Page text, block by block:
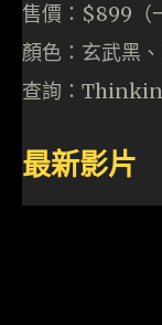
售價：$899（
顏色：玄武黑
查詢：
最新影片